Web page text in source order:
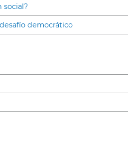
social?
democrático